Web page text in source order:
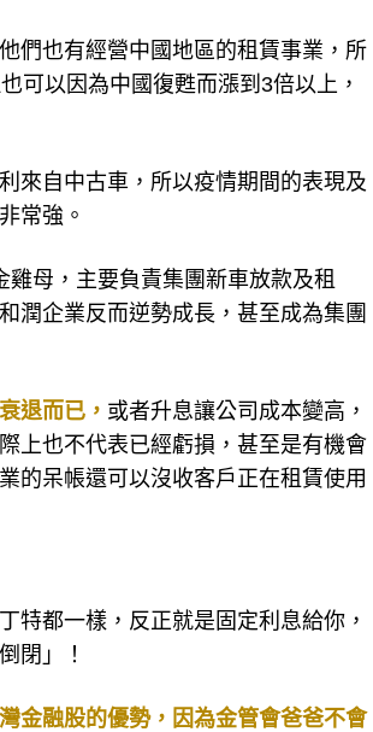
們也有經營中國地區的租賃事業，所
可以因為中國復甦而漲到3倍以上，
來自中古車，所以疫情期間的表現及
常強。
母，主要負責集團新車放款及租
潤企業反而逆勢成長，甚至成為集團
退而已， 或者升息讓公司成本變高，
上也不代表已經虧損，甚至是有機會
的呆帳還可以沒收客戶正在租賃使用
特都一樣，反正就是固定利息給你，
閉」！
金融股的優勢，因為金管會爸爸不會